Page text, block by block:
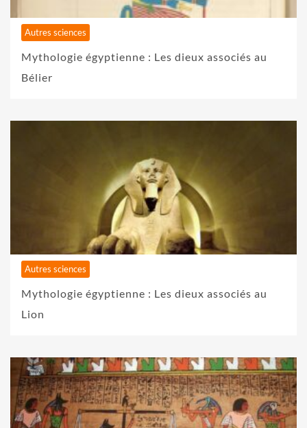
Autres sciences
Mythologie égyptienne : Les dieux associés au
Bélier
Autres sciences
Mythologie égyptienne : Les dieux associés au
Lion